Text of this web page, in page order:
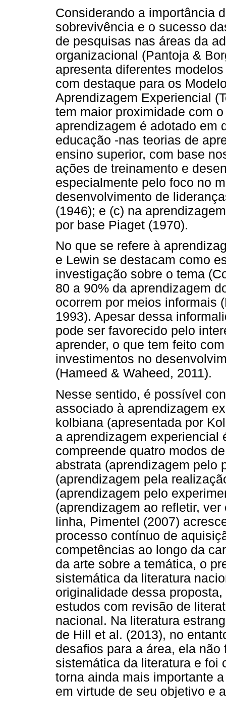
Considerando a importância
sobrevivência e o sucesso
de pesquisas nas áreas da
organizacional (Pantoja &
apresenta diferentes
com destaque para os
Aprendizagem Experiencial
tem maior proximidade com
aprendizagem é adotado em
educação -nas teorias de
ensino superior, com base
ações de treinamento e
especialmente pelo foco no
desenvolvimento de
(1946); e (c) na
por base Piaget (1970).
No que se refere à
e Lewin se destacam como
investigação sobre o tema
80 a 90% da aprendizagem
ocorrem por meios informais
1993). Apesar dessa
pode ser favorecido pelo
aprender, o que tem feito
investimentos no
(Hameed & Waheed, 2011).
Nesse sentido, é possível
associado à aprendizagem
kolbiana (apresentada por
a aprendizagem experiencial
compreende quatro modos
abstrata (aprendizagem pelo
(aprendizagem pela
(aprendizagem pelo
(aprendizagem ao refletir,
linha, Pimentel (2007)
processo contínuo de
competências ao longo da
da arte sobre a temática, o
sistemática da literatura
originalidade dessa
estudos com revisão de
nacional. Na literatura
de Hill et al. (2013), no
desafios para a área, ela
sistemática da literatura e foi
torna ainda mais importante
em virtude de seu objetivo e